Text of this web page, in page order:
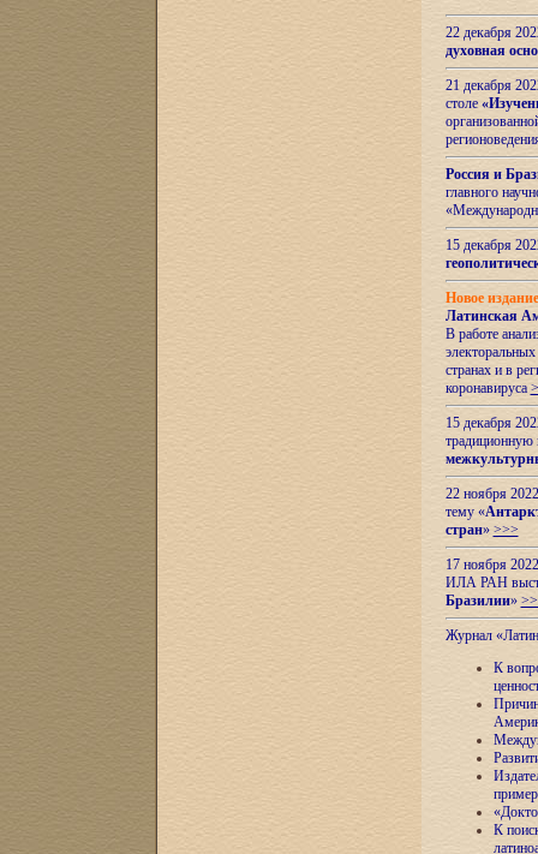
22 декабря
духовная
21 декабря
столе
Россия и
главного
15 декабря
Новое
Латинская
В работе
странах и в
коронавируса
15 декабря
22 ноября
тему «
стран» >>>
17 ноября
ИЛА РАН
Бразилии»
Журнал
К
К